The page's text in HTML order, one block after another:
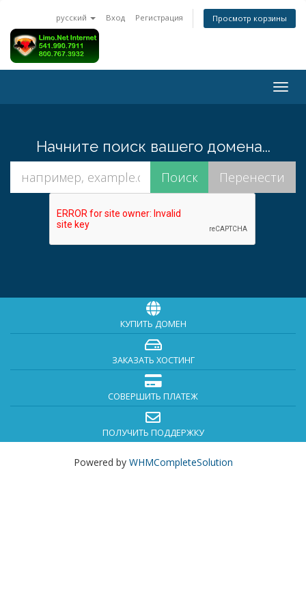
русский Вход Регистрация Просмотр корзины
Начните поиск вашего домена...
КУПИТЬ ДОМЕН
ЗАКАЗАТЬ ХОСТИНГ
СОВЕРШИТЬ ПЛАТЕЖ
ПОЛУЧИТЬ ПОДДЕРЖКУ
Powered by WHMCompleteSolution